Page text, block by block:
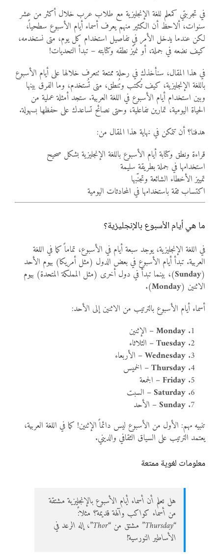
في تجربتي كمعلم للغة الإنجليزية مع طلاب عرب خلال أكثر من عشر
سنوات، ألاحظ أن الكثير منهم يعرف أسماء أيام الأسبوع سطحياً،
لكن عندما يدخل الأمر في تفاصيل استخدام كل يوم، متى نستخدمه،
كيف نضعه في جملة، أو نميّز نطقه وكتابته – تبدأ التحديات!
في هذا المقال، سنأخذك في رحلة ممتعة تتعرف خلالها على أيام الأسبوع
باللغة الإنجليزية، كيف تُكتب وتُنطق، متى تُستخدم، وما الفرق بينها
وبين استخدام أيام الأسبوع في اللغة العربية. ستجد أمثلة عملية من
الحياة اليومية، تمارين تفاعلية، وحتى نصائح تساعدك على حفظها بسهولة.
هدفنا؟ أن تتمكن في نهاية هذا المقال من:
قراءة ونطق وكتابة أيام الأسبوع باللغة الإنجليزية بشكل صحيح
استخدامها في جملة بطريقة سليمة
تمييز الأخطاء الشائعة وتجنّبها
اكتساب ثقة باستخدامها في المحادثات اليومية
ما هي أيام الأسبوع بالإنجليزية؟
في اللغة الإنجليزية، يوجد سبعة أيام في الأسبوع، تماماً كما في اللغة
العربية. تبدأ أيام الأسبوع في بعض الدول (مثل أمريكا) بيوم الأحد
(
Sunday)، بينما تبدأ في دول أخرى (مثل المملكة المتحدة) بيوم
الاثنين (Monday
).
أسماء أيام الأسبوع بالترتيب من الاثنين إلى الأحد:
Monday– الإثنين
Tuesday– الثلاثاء
Wednesday– الأربعاء
Thursday– الخميس
Friday– الجمعة
Saturday– السبت
Sunday– الأحد
تنبيه مهم: الأول من الأسبوع ليس دائماً الإثنين! كما في اللغة العربية،
يعتمد الترتيب على السياق الثقافي والديني.
معلومات لغوية ممتعة
هل تعلم أن أسماء أيام الأسبوع بالإنجليزية مشتقة
من أسماء كواكب وآلهة قديمة؟ مثلاً:
“Thursday” مشتق من “Thor”، إله الرعد في
الأساطير النورسية!